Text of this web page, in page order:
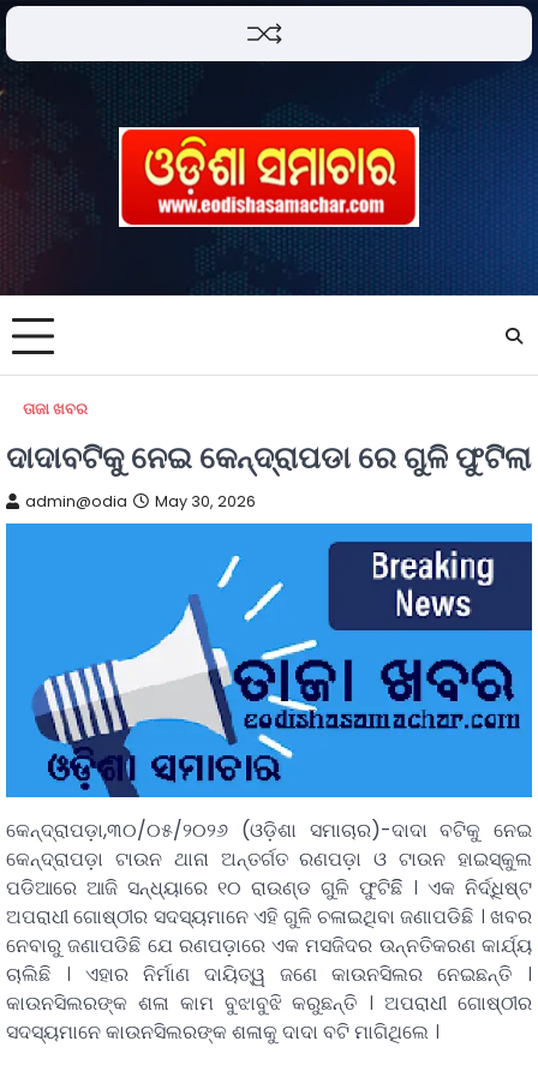
ତାଜା ଖବର
ଦାଦାବଟିକୁ ନେଇ କେନ୍ଦ୍ରାପଡା ରେ ଗୁଳି ଫୁଟିଲା
admin@odia May 30, 2026
କେନ୍ଦ୍ରାପଡ଼ା,୩୦/୦୫/୨୦୨୬ (ଓଡ଼ିଶା ସମାଚାର)-ଦାଦା ବଟିକୁ ନେଇ
କେନ୍ଦ୍ରାପଡ଼ା ଟାଉନ ଥାନା ଅନ୍ତର୍ଗତ ରଣପଡ଼ା ଓ ଟାଉନ ହାଇସ୍କୁଲ
ପଡିଆରେ ଆଜି ସନ୍ଧ୍ୟାରେ ୧୦ ରାଉଣ୍ଡ ଗୁଳି ଫୁଟିଛିି । ଏକ ନିର୍ଦ୍ଧିଷ୍ଟ
ଅପରାଧୀ ଗୋଷ୍ଠୀର ସଦସ୍ୟମାନେ ଏହି ଗୁଳି ଚଳାଇଥିବା ଜଣାପଡିଛି । ଖବର
ନେବାରୁ ଜଣାପଡିଛି ଯେ ରଣପଡ଼ାରେ ଏକ ମସଜିଦର ଉନ୍ନତିକରଣ କାର୍ଯ୍ୟ
ଚାଲିଛି । ଏହାର ନିର୍ମାଣ ଦାୟିତ୍ୱ ଜଣେ କାଉନସିଲର ନେଇଛନ୍ତି ।
କାଉନସିଲରଙ୍କ ଶଳା କାମ ବୁଝାବୁଝି କରୁଛନ୍ତି । ଅପରାଧୀ ଗୋଷ୍ଠୀର
ସଦସ୍ୟମାନେ କାଉନସିଲରଙ୍କ ଶଳାକୁ ଦାଦା ବଟି ମାଗିଥିଲେ ।